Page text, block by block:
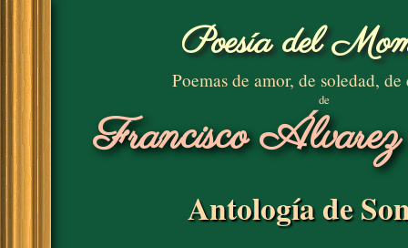
Poesía del
Poemas de amor, de soledad, de
de
Francisco
Antología de